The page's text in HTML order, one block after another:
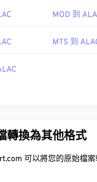
MOD 到
MTS 到
轉換為其他格式
可以將您的原始檔